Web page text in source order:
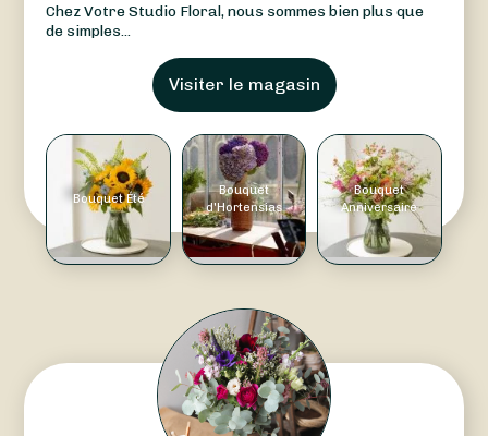
Chez Votre Studio Floral, nous sommes bien plus que
de simples...
Visiter le magasin
Bouquet Été
Bouquet
d'Hortensias
Bouquet
Anniversaire